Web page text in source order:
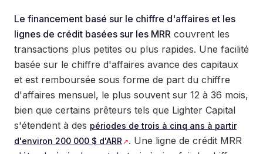
Le financement basé sur le chiffre d'affaires et les
lignes de crédit basées sur les MRR couvrent les
transactions plus petites ou plus rapides. Une facilité
basée sur le chiffre d'affaires avance des capitaux
et est remboursée sous forme de part du chiffre
d'affaires mensuel, le plus souvent sur 12 à 36 mois,
bien que certains prêteurs tels que Lighter Capital
s'étendent à des périodes de trois à cinq ans à partir
d'environ 200 000 $ d'ARR
. Une ligne de crédit MRR